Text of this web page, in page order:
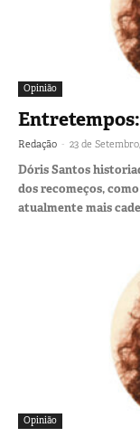
Opinião
Redação - 23 de
Dóris Santos
dos recomeços,
atualmente mais
Opinião